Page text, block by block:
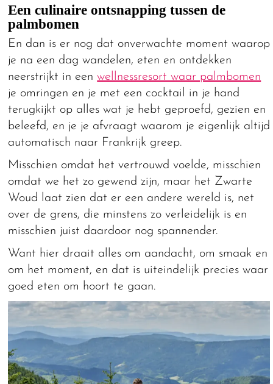
Een culinaire ontsnapping tussen de
palmbomen
En dan is er nog dat onverwachte moment waarop
je na een dag wandelen, eten en ontdekken
neerstrijkt in eenwellnessresort waar palmbomen
je omringen en je met een cocktail in je hand
terugkijkt op alles wat je hebt geproefd, gezien en
beleefd, en je je afvraagt waarom je eigenlijk altijd
automatisch naar Frankrijk greep.
Misschien omdat het vertrouwd voelde, misschien
omdat we het zo gewend zijn, maar het Zwarte
Woud laat zien dat er een andere wereld is, net
over de grens, die minstens zo verleidelijk is en
misschien juist daardoor nog spannender.
Want hier draait alles om aandacht, om smaak en
om het moment, en dat is uiteindelijk precies waar
goed eten om hoort te gaan.